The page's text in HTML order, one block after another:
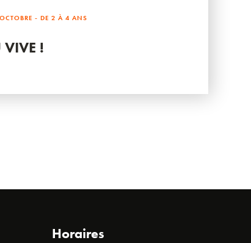
- DE 2 À 4 ANS
VIVE !
Horaires